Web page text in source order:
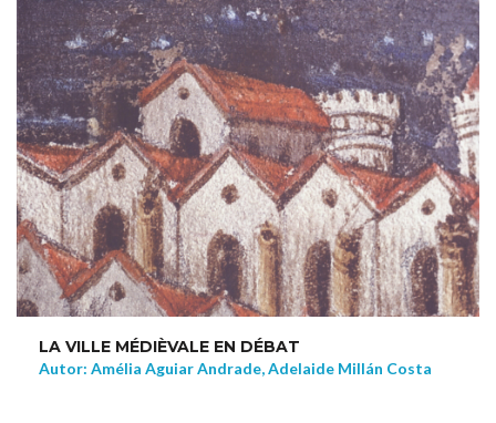
LA VILLE MÉDIÈVALE EN DÉBAT
Autor: Amélia Aguiar Andrade, Adelaide Millán Costa